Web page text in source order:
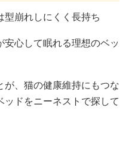
崩れしにくく長持ち
心して眠れる理想のベッ
、猫の健康維持にもつな
ドをニーネストで探して